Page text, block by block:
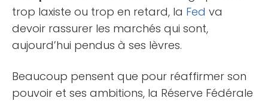
trop laxiste ou trop en retard, la Fed va
devoir rassurer les marchés qui sont,
aujourd’hui pendus à ses lèvres.
Beaucoup pensent que pour réaffirmer son
pouvoir et ses ambitions, la Réserve Fédérale